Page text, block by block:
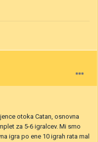
otoka Catan, osnovna
za 5-6 igralcev. Mi smo
igra po ene 10 igrah rata mal